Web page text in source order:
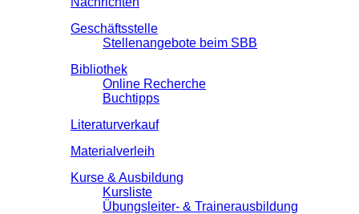
Geschäftsstelle
Stellenangebote beim SBB
Bibliothek
Online Recherche
Buchtipps
Literaturverkauf
Materialverleih
Kurse & Ausbildung
Kursliste
Übungsleiter- & Trainerausbildung